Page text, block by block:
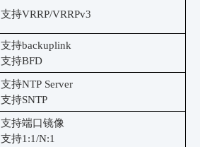
支持VRRP/VRRPv3
支持backuplink
支持BFD
支持NTP Server
支持SNTP
支持端口镜像
支持1:1/N:1